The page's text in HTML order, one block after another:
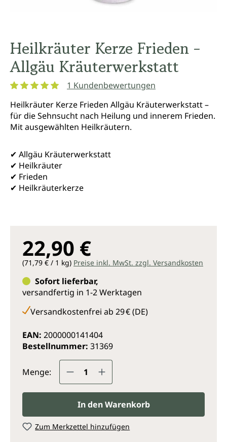
Heilkräuter Kerze Frieden -
Allgäu Kräuterwerkstatt
1 Kundenbewertungen
Heilkräuter Kerze Frieden Allgäu Kräuterwerkstatt –
für die Sehnsucht nach Heilung und innerem Frieden.
Mit ausgewählten Heilkräutern.
✔ Allgäu Kräuterwerkstatt
✔ Heilkräuter
✔ Frieden
✔ Heilkräuterkerze
22,90 €
(71,79 € / 1 kg) Preise inkl. MwSt. zzgl. Versandkosten
Sofort lieferbar,
versandfertig in 1-2 Werktagen
Versandkostenfrei ab 29 € (DE)
EAN: 2000000141404
Bestellnummer: 31369
Menge: Produkt Anzahl: Gib den
In den Warenkorb
Zum Merkzettel hinzufügen